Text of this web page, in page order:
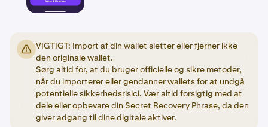
VIGTIGT: Import af din wallet sletter eller fjerner ikke
den originale wallet.
Sørg altid for, at du bruger officielle og sikre metoder,
når du importerer eller gendanner wallets for at undgå
potentielle sikkerhedsrisici. Vær altid forsigtig med at
dele eller opbevare din Secret Recovery Phrase, da den
giver adgang til dine digitale aktiver.